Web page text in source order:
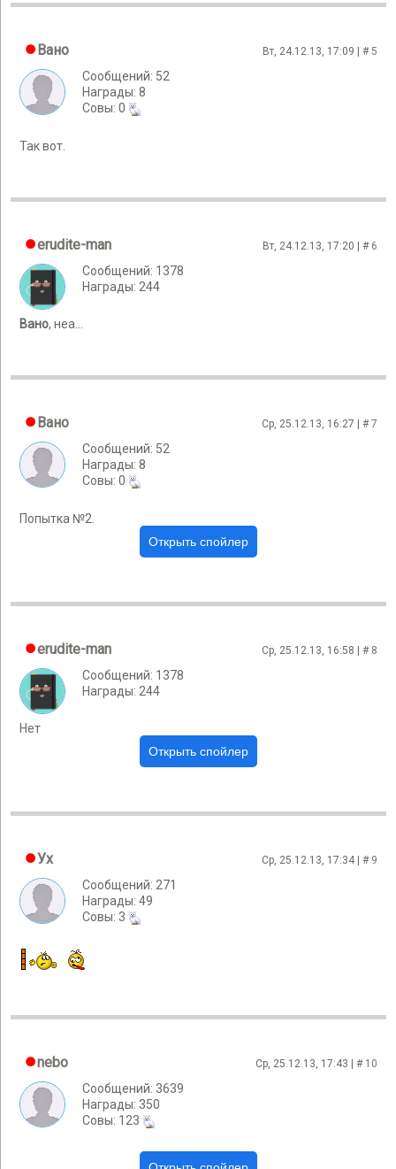
Вано Вт, 24.12.13, 17:09 | #5
Сообщений: 52
Награды: 8
Cовы: 0
Так вот.
erudite-man Вт, 24.12.13, 17:20 | # 6
Сообщений: 1378
Награды: 244
Вано, неа...
Вано Ср, 25.12.13, 16:27 | #7
Сообщений: 52
Награды: 8
Cовы: 0
Попытка №2.
erudite-man Ср, 25.12.13, 16:58 | # 8
Сообщений: 1378
Награды: 244
Нет
Ух Ср, 25.12.13, 17:34 | # 9
Сообщений: 271
Награды: 49
Cовы: 3
nebo Ср, 25.12.13, 17:43 | # 10
Сообщений: 3639
Награды: 350
Cовы: 123